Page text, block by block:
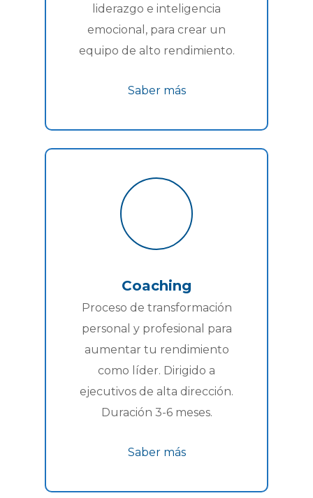
liderazgo e inteligencia
emocional, para crear un
equipo de alto rendimiento.
Saber más
Coaching
Proceso de transformación
personal y profesional para
aumentar tu rendimiento
como líder. Dirigido a
ejecutivos de alta dirección.
Duración 3-6 meses.
Saber más